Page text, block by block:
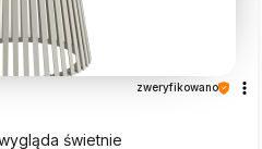
zweryfikowano
świetnie